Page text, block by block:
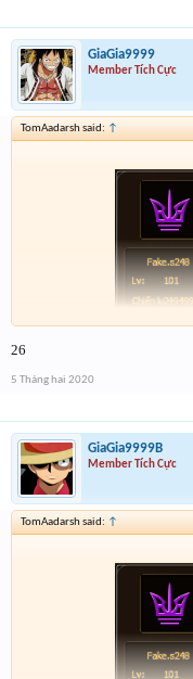
GiaGia9999
Member Tích Cực
TomAadarsh said: ↑
26
5 Tháng hai 2020
GiaGia9999B
Member Tích Cực
TomAadarsh said: ↑